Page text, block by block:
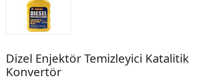
Dizel Enjektör Temizleyici Katalitik
Konvertör